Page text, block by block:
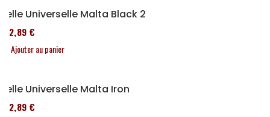
Selle Universelle Malta Black 2
152,89 €
Ajouter au panier
Selle Universelle Malta Iron
152,89 €